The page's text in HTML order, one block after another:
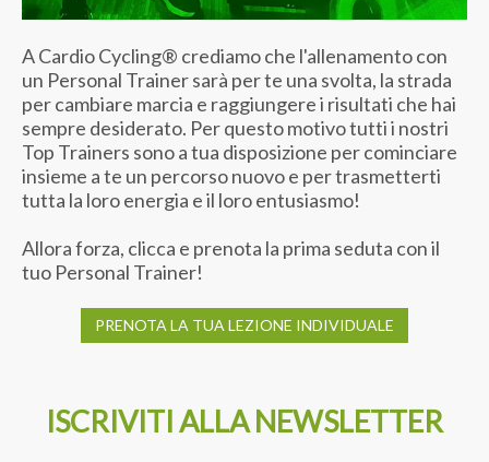
A Cardio Cycling® crediamo che l'allenamento con
un Personal Trainer sarà per te una svolta, la strada
per cambiare marcia e raggiungere i risultati che hai
sempre desiderato. Per questo motivo tutti i nostri
Top Trainers sono a tua disposizione per cominciare
insieme a te un percorso nuovo e per trasmetterti
tutta la loro energia e il loro entusiasmo!
Allora forza, clicca e prenota la prima seduta con il
tuo Personal Trainer!
PRENOTA LA TUA LEZIONE INDIVIDUALE
ISCRIVITI ALLA NEWSLETTER